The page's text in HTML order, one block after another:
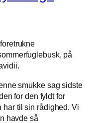
på
smukke sag sidste
for den fyldt for
har til sin rådighed. Vi
havde så